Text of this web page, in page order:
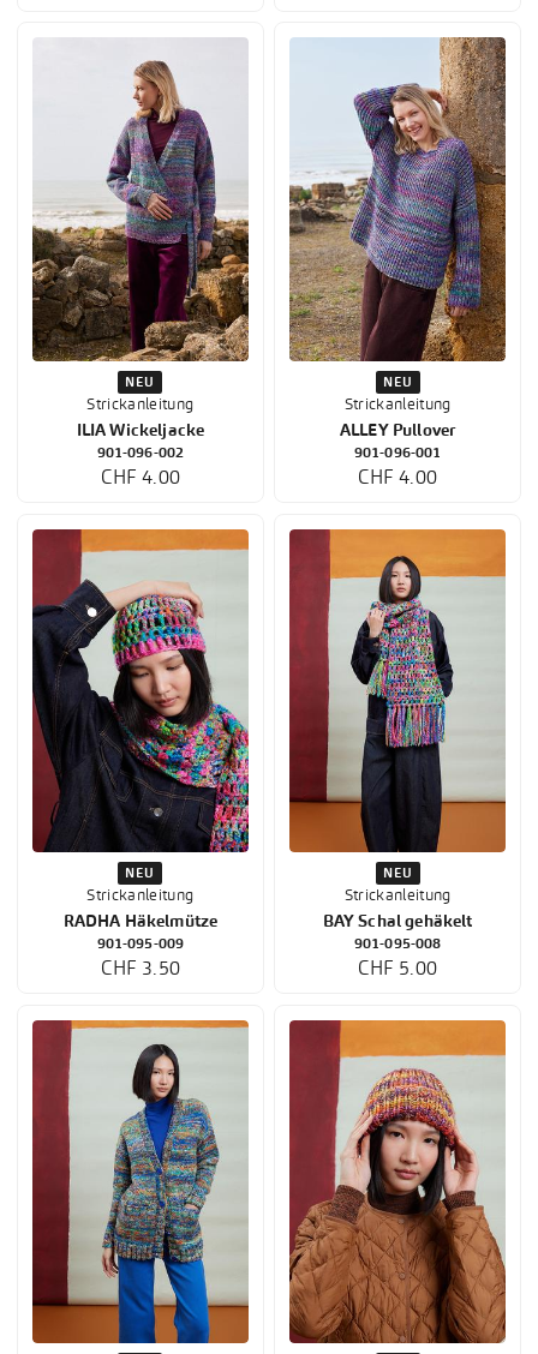
NEU
Strickanleitung
ILIA Wickeljacke
901-096-002
CHF 4.00
NEU
Strickanleitung
ALLEY Pullover
901-096-001
CHF 4.00
NEU
Strickanleitung
RADHA Häkelmütze
901-095-009
CHF 3.50
NEU
Strickanleitung
BAY Schal gehäkelt
901-095-008
CHF 5.00